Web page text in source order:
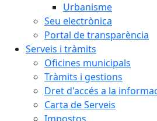
Urbanisme
Seu electrònica
Portal de transparència
Serveis i tràmits
Oficines municipals
Tràmits i gestions
Dret d'accés a la
Carta de Serveis